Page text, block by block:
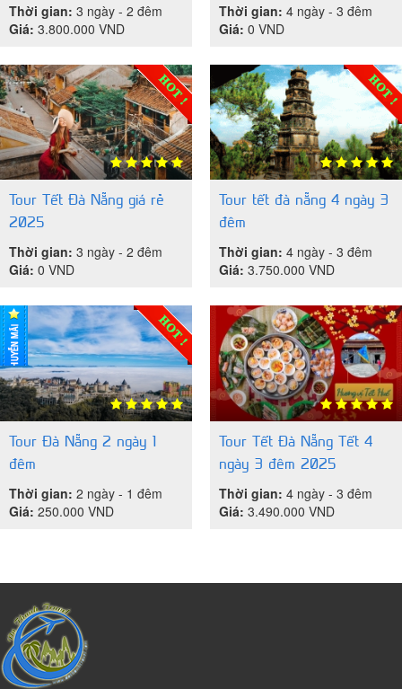
Thời gian: 3 ngày - 2 đêm
Giá: 3.800.000 VND
Thời gian: 4 ngày - 3 đêm
Giá: 0 VND
Tour Tết Đà Nẵng giá rẻ
2025
Thời gian: 3 ngày - 2 đêm
Giá: 0 VND
Tour tết đà nẵng 4 ngày 3
đêm
Thời gian: 4 ngày - 3 đêm
Giá: 3.750.000 VND
Tour Đà Nẵng 2 ngày 1
đêm
Thời gian: 2 ngày - 1 đêm
Giá: 250.000 VND
Tour Tết Đà Nẵng Tết 4
ngày 3 đêm 2025
Thời gian: 4 ngày - 3 đêm
Giá: 3.490.000 VND